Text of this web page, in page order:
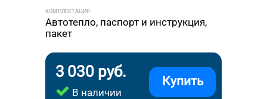
КОМПЛЕКТАЦИЯ
Автотепло, паспорт и инструкция,
пакет
3 030 руб.
В наличии
Купить